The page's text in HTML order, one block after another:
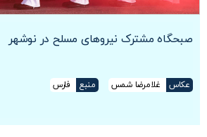
صبحگاه مشترک نیروهای مسلح در نوشهر
عکاس غلامرضا شمس منبع
فارس